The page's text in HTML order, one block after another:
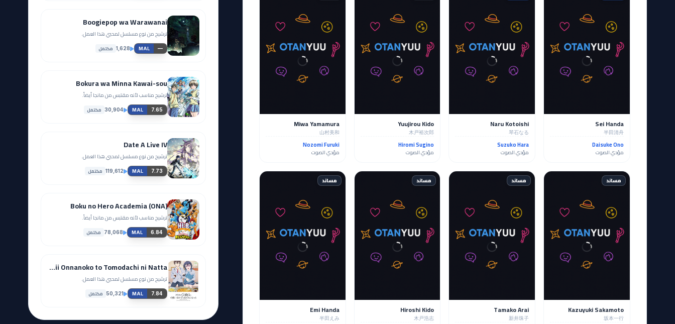
Sei Handa
半田清舟
Daisuke Ono
مؤدي الصوت
Naru Kotoishi
琴石なる
Suzuko Hara
مؤدي الصوت
Yuujirou Kido
木戸裕次郎
Hiromi Sugino
مؤدي الصوت
Miwa Yamamura
山村美和
Nozomi Furuki
مؤدي الصوت
مساند
Kazuyuki Sakamoto
坂本一行
مساند
Tamako Arai
新井珠子
مساند
Hiroshi Kido
木戸浩志
مساند
Emi Handa
半田えみ
Boogiepop wa Warawanai
ترشيح من نوع مسلسل لمحبي هذا العمل.
MAL —
1,628 مكتمل
Bokura wa Minna Kawai-sou
ترشيح مناسب لأنه مقتبس من مانجا أيضاً.
MAL 7.65
30,904 مكتمل
Date A Live IV
ترشيح من نوع مسلسل لمحبي هذا العمل.
MAL 7.73
119,612 مكتمل
Boku no Hero Academia (ONA)
ترشيح مناسب لأنه مقتبس من مانجا أيضاً.
MAL 6.84
78,068 مكتمل
Class de 2-banme ni Kawaii Onnanoko to Tomodachi ni Natta
ترشيح من نوع مسلسل لمحبي هذا العمل.
MAL 7.84
50,321 مكتمل